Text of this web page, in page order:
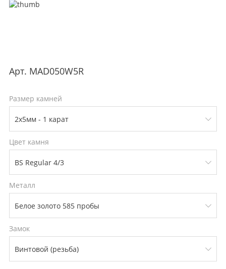
Арт. MAD050W5R
Размер камней
Цвет камня
Металл
Замок